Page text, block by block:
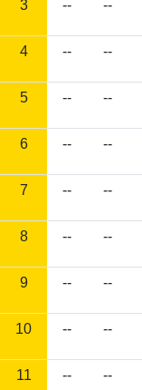
3 -- --
4 -- --
5 -- --
6 -- --
7 -- --
8 -- --
9 -- --
10 -- --
11 -- --